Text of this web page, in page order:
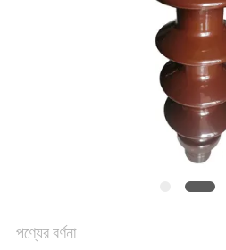
পণ্যের বর্ণনা